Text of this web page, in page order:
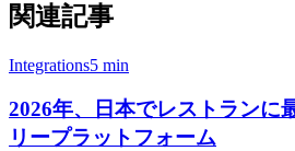
関連記事
Integrations5 min
2026年、日本でレストランに
リープラットフォーム